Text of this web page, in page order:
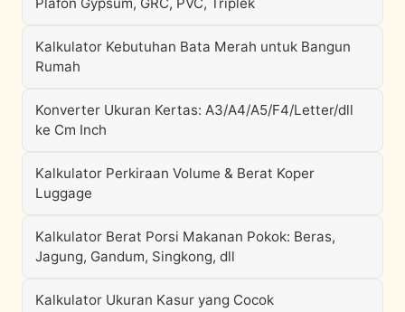
Kalkulator Kebutuhan Bata Merah untuk Bangun
Rumah
Konverter Ukuran Kertas: A3/A4/A5/F4/Letter/dll
ke Cm Inch
Kalkulator Perkiraan Volume & Berat Koper
Luggage
Kalkulator Berat Porsi Makanan Pokok: Beras,
Jagung, Gandum, Singkong, dll
Kalkulator Ukuran Kasur yang Cocok